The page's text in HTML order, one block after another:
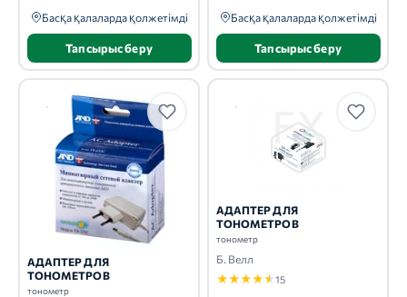
Басқа қалаларда қолжетімді
Тапсырыс беру
Басқа қалаларда қолжетімді
Тапсырыс беру
АДАПТЕР ДЛЯ
ТОНОМЕТРОВ
тонометр
АДАПТЕР ДЛЯ
ТОНОМЕТРОВ
тонометр
Б. Велл
★★★★★15